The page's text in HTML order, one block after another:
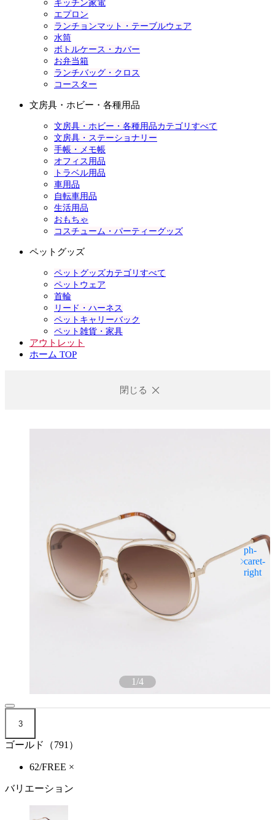
キッチン家電
エプロン
ランチョンマット・テーブルウェア
水筒
ボトルケース・カバー
お弁当箱
ランチバッグ・クロス
コースター
文房具・ホビー・各種用品
文房具・ホビー・各種用品カテゴリすべて
文房具・ステーショナリー
手帳・メモ帳
オフィス用品
トラベル用品
車用品
自転車用品
生活用品
おもちゃ
コスチューム・パーティーグッズ
ペットグッズ
ペットグッズカテゴリすべて
ペットウェア
首輪
リード・ハーネス
ペットキャリーバック
ペット雑貨・家具
アウトレット
ホーム TOP
閉じる
1/4
3
ゴールド（791）
62/FREE ×
バリエーション